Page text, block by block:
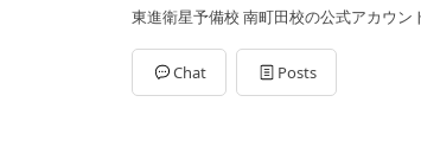
東進衛星予備校 南町田校の公式アカウン
Chat Posts